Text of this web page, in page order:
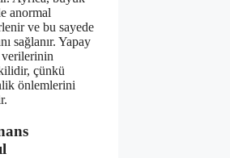
anormal
ve bu sayede
sağlanır. Yapay
verilerinin
çünkü
önlemlerini